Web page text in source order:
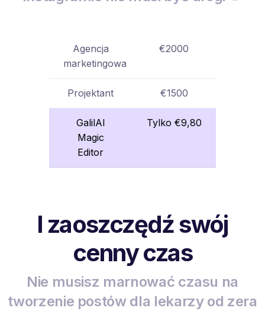
Agencja
marketingowa
€2000
Projektant €1500
GalilAI
Magic
Editor
Tylko €9,80
I zaoszczędź swój
cenny czas
Nie musisz marnować czasu na
tworzenie postów dla lekarzy od zera